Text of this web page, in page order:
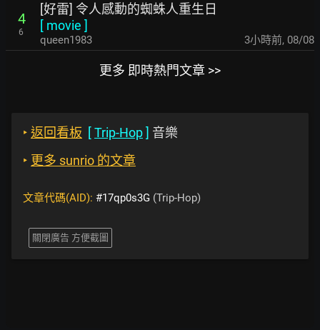
4
6
[好雷] 令人感動的蜘蛛人重生日
[ movie ]
queen1983 3小時前, 08/08
更多 即時熱門文章 >>
‣ 返回看板 [Trip-Hop] 音樂
‣ 更多 sunrio 的文章
文章代碼(AID): #17qp0s3G (Trip-Hop)
關閉廣告 方便截圖